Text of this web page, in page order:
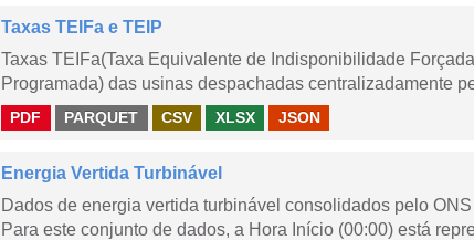
Taxas TEIFa e TEIP
Taxas TEIFa(Taxa Equivalente de Indisponibilidade
Programada) das usinas despachadas centralizadamente
PDF PARQUET CSV XLSX JSON
Energia Vertida Turbinável
Dados de energia vertida turbinável consolidados pelo
Para este conjunto de dados, a Hora Início (00:00) está